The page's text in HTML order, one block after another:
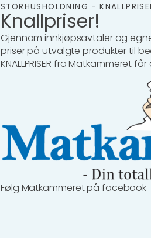
STORHUSHOLDNING -
Knallpriser!
Gjennom innkjøpsavtaler og
priser på utvalgte produkter til
KNALLPRISER fra Matkammeret
Følg Matkammeret på facebook